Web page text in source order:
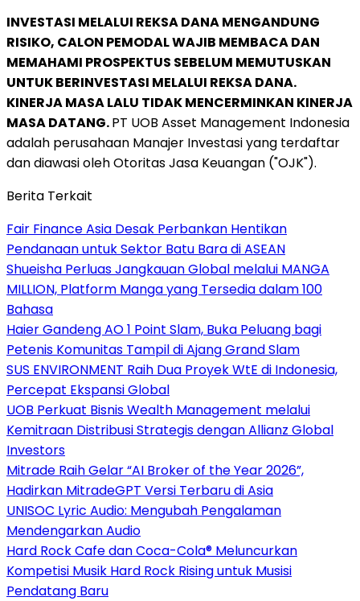
INVESTASI MELALUI REKSA DANA MENGANDUNG
RISIKO, CALON PEMODAL WAJIB MEMBACA DAN
MEMAHAMI PROSPEKTUS SEBELUM MEMUTUSKAN
UNTUK BERINVESTASI MELALUI REKSA DANA.
KINERJA MASA LALU TIDAK MENCERMINKAN KINERJA
MASA DATANG.PT UOB Asset Management Indonesia
adalah perusahaan Manajer Investasi yang terdaftar
dan diawasi oleh Otoritas Jasa Keuangan ("OJK").
Berita Terkait
Fair Finance Asia Desak Perbankan Hentikan
Pendanaan untuk Sektor Batu Bara di ASEAN
Shueisha Perluas Jangkauan Global melalui MANGA
MILLION, Platform Manga yang Tersedia dalam 100
Bahasa
Haier Gandeng AO 1 Point Slam, Buka Peluang bagi
Petenis Komunitas Tampil di Ajang Grand Slam
SUS ENVIRONMENT Raih Dua Proyek WtE di Indonesia,
Percepat Ekspansi Global
UOB Perkuat Bisnis Wealth Management melalui
Kemitraan Distribusi Strategis dengan Allianz Global
Investors
Mitrade Raih Gelar “AI Broker of the Year 2026”,
Hadirkan MitradeGPT Versi Terbaru di Asia
UNISOC Lyric Audio: Mengubah Pengalaman
Mendengarkan Audio
Hard Rock Cafe dan Coca-Cola® Meluncurkan
Kompetisi Musik Hard Rock Rising untuk Musisi
Pendatang Baru